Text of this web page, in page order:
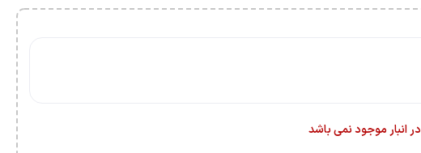
در انبار موجود نمی باشد